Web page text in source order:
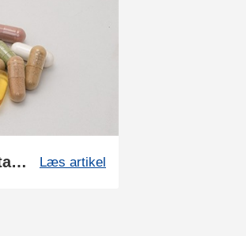
Sådan fremstilles vores kapsler og tabletter Læs artikel